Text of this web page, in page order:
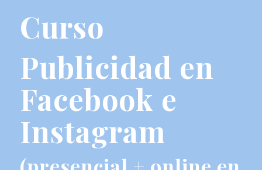
Curso
Publicidad en
Facebook e
Instagram